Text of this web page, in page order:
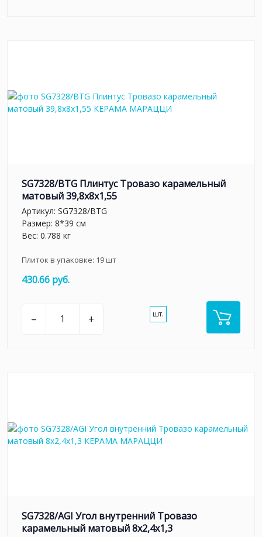
SG7328/BTG Плинтус Тровазо карамельный
матовый 39,8x8x1,55
Артикул: SG7328/BTG
Размер: 8*39 см
Вес: 0.788 кг
Плиток в упаковке: 19шт
430.66 руб.
– + шт.
SG7328/AGI Угол внутренний Тровазо
карамельный матовый 8x2,4x1,3